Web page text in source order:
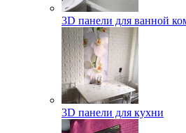
3D панели для ванной
3D панели для кухни